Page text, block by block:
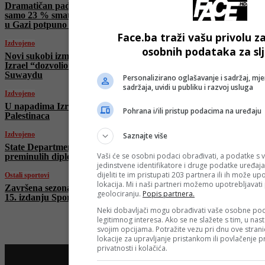
Dramatičan pad u podršci Amerikanaca –
samo 23 % smatra da su izraelske vojne akcije
u Gazi potpuno opravdane
Izdvojeno
Novi sukobi između Druza i Beduina u Siriji,
Izrael “dozvolio” sirijskim snagama da uđu u
Suwaydu
Izdvojeno
U napadima Izraela na Gazu jutros ubijeno 24
Palestinaca
Izdvojeno
State Department gasi ured za vraćanje tijela
preminulih diplomata
Ostali sportovi
Završena sezona: 71.000 dječjih osmijeha u
15. izdanju Sportskih igara mladih
Face.ba traži vašu privolu
osobnih podataka za
Personalizirano oglašavanje i sadržaj,
sadržaja, uvidi u publiku i razvoj usluga
Pohrana i/ili pristup podacima na uređaju
Saznajte više
Vaši će se osobni podaci obrađivati, a podatke s
jedinstvene identifikatore i druge podatke
dijeliti te im pristupati 203 partnera ili ih može
lokacija. Mi i naši partneri možemo
geolociranju. Popis partnera.
Neki dobavljači mogu obrađivati vaše osobne
legitimnog interesa. Ako se ne slažete s tim, u
svojim opcijama. Potražite vezu pri dnu ove
lokacije za upravljanje pristankom ili povlačenje
privatnosti i kolačića.